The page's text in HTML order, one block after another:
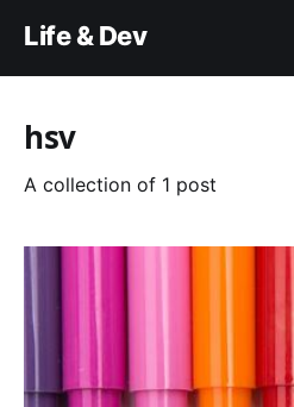
Life & Dev
hsv
A collection of 1 post